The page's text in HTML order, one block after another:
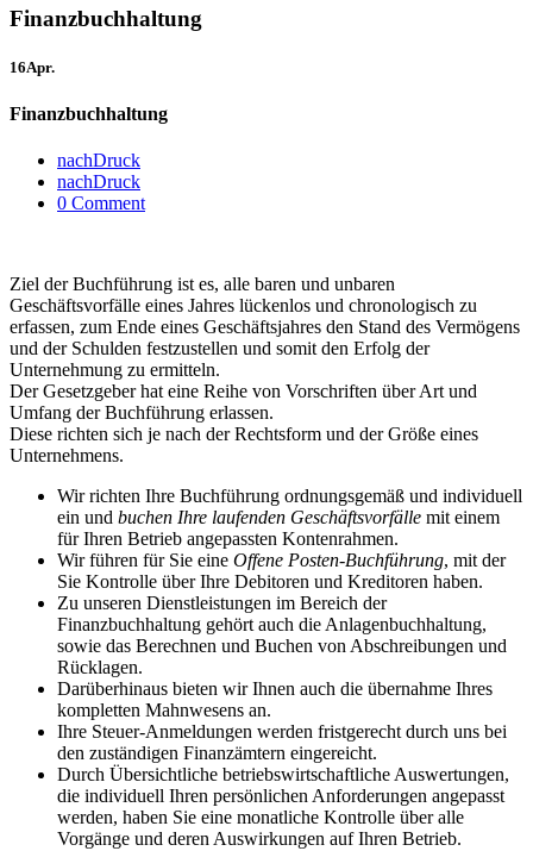
Finanzbuchhaltung
16Apr.
Finanzbuchhaltung
nachDruck
nachDruck
0 Comment
Ziel der Buchführung ist es, alle baren und unbaren
Geschäftsvorfälle eines Jahres lückenlos und chronologisch zu
erfassen, zum Ende eines Geschäftsjahres den Stand des Vermögens
und der Schulden festzustellen und somit den Erfolg der
Unternehmung zu ermitteln.
Der Gesetzgeber hat eine Reihe von Vorschriften über Art und
Umfang der Buchführung erlassen.
Diese richten sich je nach der Rechtsform und der Größe eines
Unternehmens.
Wir richten Ihre Buchführung ordnungsgemäß und individuell
ein und buchen Ihre laufenden Geschäftsvorfälle mit einem
für Ihren Betrieb angepassten Kontenrahmen.
Wir führen für Sie eine Offene Posten-Buchführung, mit der
Sie Kontrolle über Ihre Debitoren und Kreditoren haben.
Zu unseren Dienstleistungen im Bereich der
Finanzbuchhaltung gehört auch die Anlagenbuchhaltung,
sowie das Berechnen und Buchen von Abschreibungen und
Rücklagen.
Darüberhinaus bieten wir Ihnen auch die übernahme Ihres
kompletten Mahnwesens an.
Ihre Steuer-Anmeldungen werden fristgerecht durch uns bei
den zuständigen Finanzämtern eingereicht.
Durch Übersichtliche betriebswirtschaftliche Auswertungen,
die individuell Ihren persönlichen Anforderungen angepasst
werden, haben Sie eine monatliche Kontrolle über alle
Vorgänge und deren Auswirkungen auf Ihren Betrieb.